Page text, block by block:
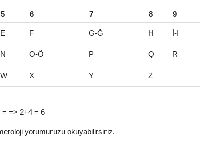
5 6 7 8 9
E F G-Ğ H İ-I
N O-Ö P Q R
W X Y Z
= => 2+4 = 6
yorumunuzu okuyabilirsiniz.